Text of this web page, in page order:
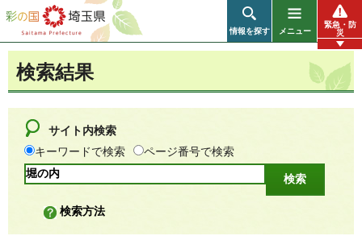
彩の国 埼玉県
情報を探す メニュー
緊急・防
災
検索結果
サイト内検索
キーワードで検索
ページ番号で検索
検索方法